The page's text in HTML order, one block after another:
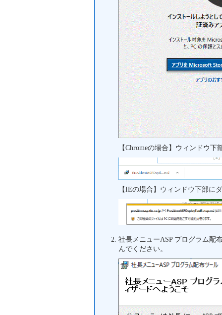
【Chromeの場合】ウィンドウ
【IEの場合】ウィンドウ下部に
社長メニューASP プログラム配
んでください。